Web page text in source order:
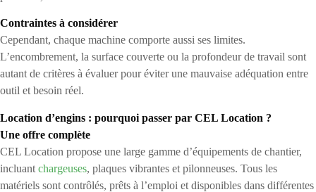
Contraintes à considérer
Cependant, chaque machine comporte aussi ses limites.
L’encombrement, la surface couverte ou la profondeur de travail sont
autant de critères à évaluer pour éviter une mauvaise adéquation entre
outil et besoin réel.
Location d’engins : pourquoi passer par CEL Location ?
Une offre complète
CEL Location propose une large gamme d’équipements de chantier,
incluant chargeuses, plaques vibrantes et pilonneuses. Tous les
matériels sont contrôlés, prêts à l’emploi et disponibles dans différentes